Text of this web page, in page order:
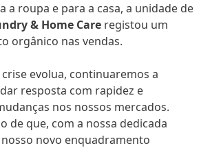
a roupa e para a casa, a unidade de
& Home Care registou um
orgânico nas vendas.
crise evolua, continuaremos a
resposta com rapidez e
nos nossos mercados.
de que, com a nossa dedicada
novo enquadramento